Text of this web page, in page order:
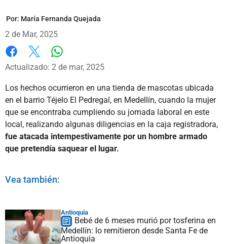
Por: María Fernanda Quejada
2 de Mar, 2025
Facebook
X
Actualizado: 2 de mar, 2025
Los hechos ocurrieron en una tienda de mascotas ubicada
en el barrio Téjelo El Pedregal, en Medellín, cuando la mujer
que se encontraba cumpliendo su jornada laboral en este
local, realizando algunas diligencias en la caja registradora,
fue atacada intempestivamente por un hombre armado
que pretendía saquear el lugar.
Vea también:
Antioquia
Bebé de 6 meses murió por tosferina en
Medellín: lo remitieron desde Santa Fe de
Antioquia